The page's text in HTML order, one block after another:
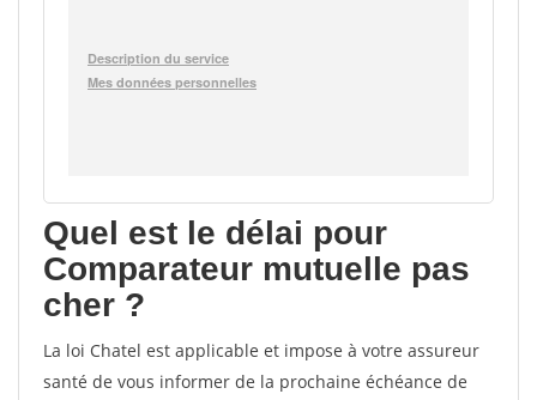
Quel est le délai pour
Comparateur mutuelle pas
cher ?
La loi Chatel est applicable et impose à votre assureur
santé de vous informer de la prochaine échéance de